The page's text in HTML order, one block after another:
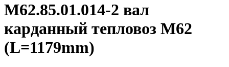
М62.85.01.014-2 вал
карданный тепловоз М62
(L=1179mm)